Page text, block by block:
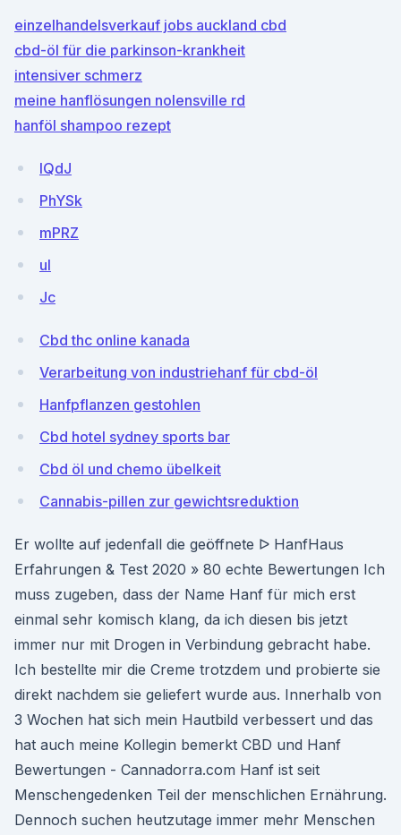
einzelhandelsverkauf jobs auckland cbd
cbd-öl für die parkinson-krankheit
intensiver schmerz
meine hanflösungen nolensville rd
hanföl shampoo rezept
IQdJ
PhYSk
mPRZ
ul
Jc
Cbd thc online kanada
Verarbeitung von industriehanf für cbd-öl
Hanfpflanzen gestohlen
Cbd hotel sydney sports bar
Cbd öl und chemo übelkeit
Cannabis-pillen zur gewichtsreduktion
Er wollte auf jedenfall die geöffnete ᐅ HanfHaus
Erfahrungen & Test 2020 » 80 echte Bewertungen Ich
muss zugeben, dass der Name Hanf für mich erst
einmal sehr komisch klang, da ich diesen bis jetzt
immer nur mit Drogen in Verbindung gebracht habe.
Ich bestellte mir die Creme trotzdem und probierte sie
direkt nachdem sie geliefert wurde aus. Innerhalb von
3 Wochen hat sich mein Hautbild verbessert und das
hat auch meine Kollegin bemerkt CBD und Hanf
Bewertungen - Cannadorra.com Hanf ist seit
Menschengedenken Teil der menschlichen Ernährung.
Dennoch suchen heutzutage immer mehr Menschen